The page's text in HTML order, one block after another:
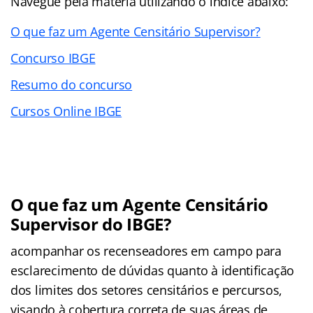
O que faz um Agente Censitário Supervisor?
Concurso IBGE
Resumo do concurso
Cursos Online IBGE
O que faz um Agente Censitário
Supervisor do IBGE?
acompanhar os recenseadores em campo para
esclarecimento de dúvidas quanto à identificação
dos limites dos setores censitários e percursos,
visando à cobertura correta de suas áreas de